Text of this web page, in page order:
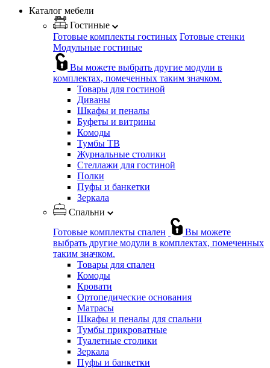
Каталог мебели
Гостиные
Готовые комплекты гостиных Готовые стенки
Модульные гостиные
Вы можете выбрать другие модули в
комплектах, помеченных таким значком.
Товары для гостиной
Диваны
Шкафы и пеналы
Буфеты и витрины
Комоды
Тумбы ТВ
Журнальные столики
Стеллажи для гостиной
Полки
Пуфы и банкетки
Зеркала
Спальни
Готовые комплекты спален
Вы можете
выбрать другие модули в комплектах, помеченных
таким значком.
Товары для спален
Комоды
Кровати
Ортопедические основания
Матрасы
Шкафы и пеналы для спальни
Тумбы прикроватные
Туалетные столики
Зеркала
Пуфы и банкетки